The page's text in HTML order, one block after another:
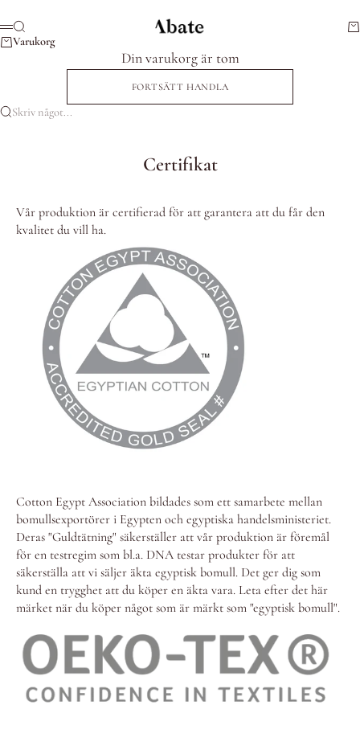
Abate
Meny
Sök
Varukorg
Din varukorg är tom
FORTSÄTT HANDLA
Skriv något...
Certifikat
Vår produktion är certifierad för att garantera att du får den
kvalitet du vill ha.
Cotton Egypt Association bildades som ett samarbete mellan
bomullsexportörer i Egypten och egyptiska handelsministeriet.
Deras "Guldtätning" säkerställer att vår produktion är föremål
för en testregim som bl.a. DNA testar produkter för att
säkerställa att vi säljer äkta egyptisk bomull. Det ger dig som
kund en trygghet att du köper en äkta vara. Leta efter det här
märket när du köper något som är märkt som "egyptisk bomull".